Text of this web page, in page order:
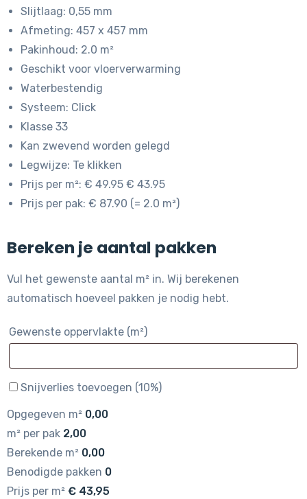
€ 49,95. € 43,95.
Slijtlaag: 0,55 mm
Afmeting: 457 x 457 mm
Pakinhoud: 2.0 m²
Geschikt voor vloerverwarming
Waterbestendig
Systeem: Click
Klasse 33
Kan zwevend worden gelegd
Legwijze: Te klikken
Prijs per m²: € 49.95 € 43.95
Prijs per pak: € 87.90 (= 2.0 m²)
Bereken je aantal pakken
Vul het gewenste aantal m² in. Wij berekenen
automatisch hoeveel pakken je nodig hebt.
Gewenste oppervlakte (m²)
Snijverlies toevoegen (10%)
Opgegeven m² 0,00
m² per pak 2,00
Berekende m² 0,00
Benodigde pakken 0
Prijs per m² € 43,95